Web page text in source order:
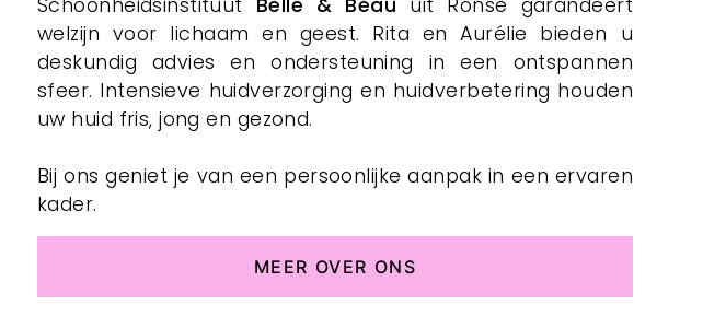
Schoonheidsinstituut Belle & Beau uit Ronse garandeert
welzijn voor lichaam en geest. Rita en Aurélie bieden u
deskundig advies en ondersteuning in een ontspannen
sfeer. Intensieve huidverzorging en huidverbetering houden
uw huid fris, jong en gezond.
Bij ons geniet je van een persoonlijke aanpak in een ervaren
kader.
MEER OVER ONS